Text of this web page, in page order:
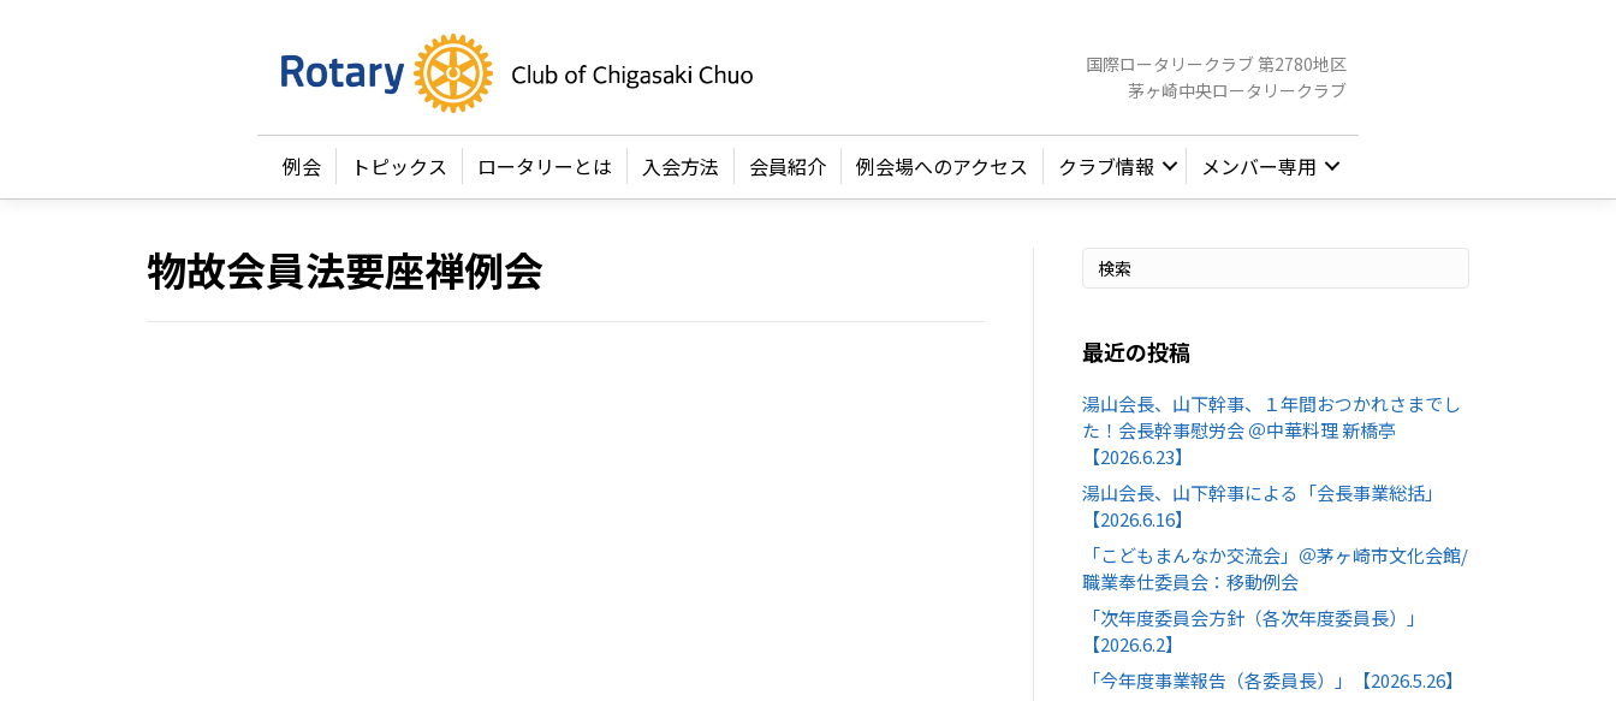
国際ロータリークラブ 第2780地区
茅ヶ崎中央ロータリークラブ
例会 トピックス ロータリーとは 入会方法 会員紹介 例会場へのアクセス クラブ情報 メンバー専用
物故会員法要座禅例会
最近の投稿
湯山会長、山下幹事、１年間おつかれさまでし
た！会長幹事慰労会 ＠中華料理 新橋亭
【2026.6.23】
湯山会長、山下幹事による「会長事業総括」
【2026.6.16】
「こどもまんなか交流会」＠茅ヶ崎市文化会館/
職業奉仕委員会：移動例会
「次年度委員会方針（各次年度委員長）」
【2026.6.2】
「今年度事業報告（各委員長）」【2026.5.26】